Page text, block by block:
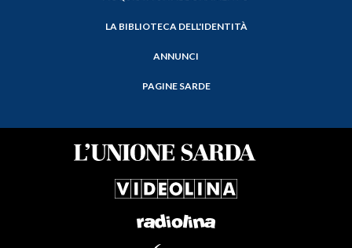
LA BIBLIOTECA DELL'IDENTITÀ
ANNUNCI
PAGINE SARDE